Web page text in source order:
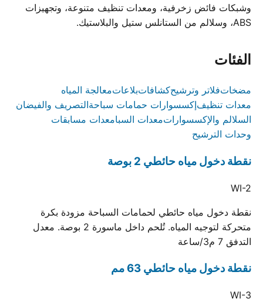
وشبكات فائض زخرفية، ومعدات تنظيف متنوعة، وتجهيزات
ABS، وسلالم من الستانلس ستيل والبلاستيك.
الفئات
مضخاتفلاتر وترشيحكشافاتبلاعاتمعالجة المياه
معدات تنظيفإكسسوارات حمامات سباحةالتصريف والفيضان
السلالم والإكسسواراتمعدات السبامعدات مسابقات
وحدات الترشيح
نقطة دخول مياه حائطي 2 بوصة
WI-2
نقطة دخول مياه حائطي لحمامات السباحة مزودة بكرة
متحركة لتوجيه المياه. تُلحم داخل ماسورة 2 بوصة. معدل
التدفق 7 م3/ساعة
نقطة دخول مياه حائطي 63 مم
WI-3